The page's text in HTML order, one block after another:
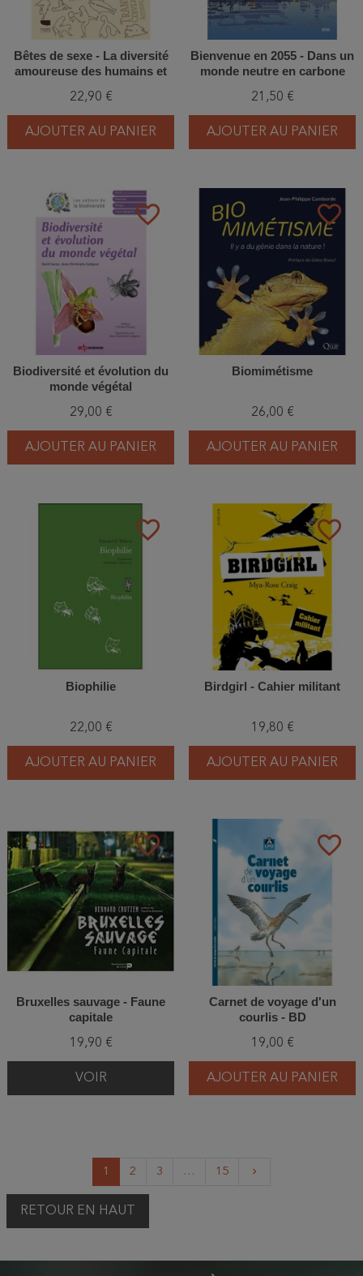
Bêtes de sexe - La diversité
amoureuse des humains et
22,90 €
AJOUTER AU PANIER
Bienvenue en 2055 - Dans un
monde neutre en carbone
21,50 €
AJOUTER AU PANIER
favorite_border
Biodiversité et évolution du
monde végétal
29,00 €
AJOUTER AU PANIER
favorite_border
Biomimétisme
26,00 €
AJOUTER AU PANIER
favorite_border
Biophilie
22,00 €
AJOUTER AU PANIER
favorite_border
Birdgirl - Cahier militant
19,80 €
AJOUTER AU PANIER
favorite_border
Bruxelles sauvage - Faune
capitale
19,90 €
VOIR
favorite_border
Carnet de voyage d'un
courlis - BD
19,00 €
AJOUTER AU PANIER
1 2 3 … 15 keyboard_arrow_right
RETOUR EN HAUT